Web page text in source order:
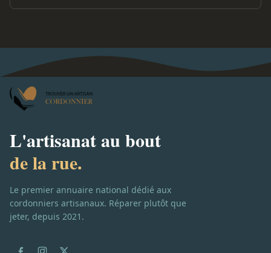
L'artisanat au bout
de la rue.
Le premier annuaire national dédié aux
cordonniers artisanaux. Réparer plutôt que
jeter, depuis 2021.